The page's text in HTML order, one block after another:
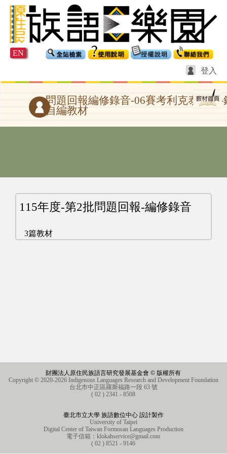
EN
登入
問題回報編修錄音-06賽考利克泰雅語-
自編教材
115年度-第2批問題回報-編修錄音
3篇教材
財團法人原住民族語言研究發展基金會 © 版權所有
Copyright © 2020-2026 Indigenous Languages Research and Development Foundation
台北市中正區羅斯福路一段 63 號
( 02 ) 2341 - 8508
臺北市立大學 族語數位中心 設計製作
University of Taipei
Digital Center of Taiwan Formosan Languages Production
電子信箱：klokahservice@gmail.com
( 02 ) 8521 - 9146